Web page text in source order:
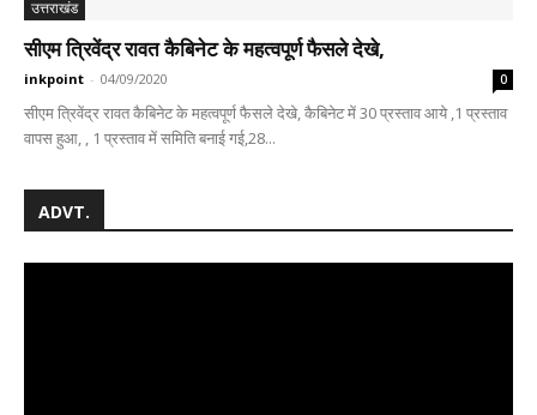
उत्तराखंड
सीएम त्रिवेंद्र रावत कैबिनेट के महत्वपूर्ण फैसले देखे,
inkpoint - 04/09/2020 0
सीएम त्रिवेंद्र रावत कैबिनेट के महत्वपूर्ण फैसले देखे, कैबिनेट में 30 प्रस्ताव आये ,1 प्रस्ताव
वापस हुआ, , 1 प्रस्ताव में समिति बनाई गई,28...
ADVT.